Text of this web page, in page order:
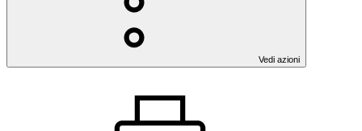
Vedi azioni